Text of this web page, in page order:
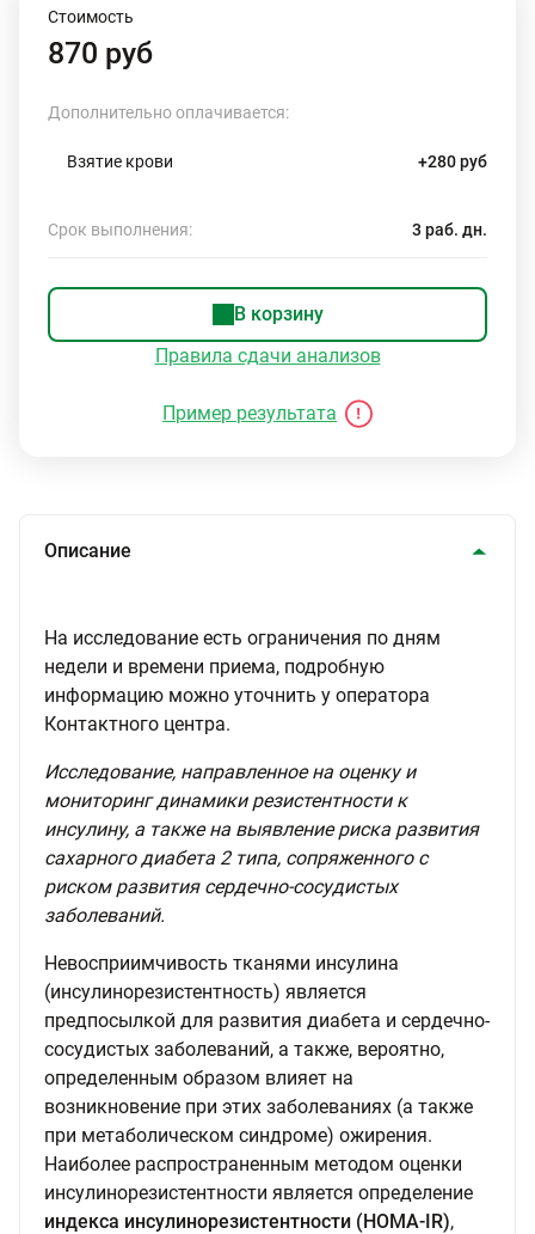
Стоимость
870 руб
Дополнительно оплачивается:
Взятие крови +280 руб
Срок выполнения: 3 раб. дн.
В корзину
Правила сдачи анализов
Пример результата
Описание
На исследование есть ограничения по дням
недели и времени приема, подробную
информацию можно уточнить у оператора
Контактного центра.
Исследование, направленное на оценку и
мониторинг динамики резистентности к
инсулину, а также на выявление риска развития
сахарного диабета 2 типа, сопряженного с
риском развития сердечно-сосудистых
заболеваний.
Невосприимчивость тканями инсулина
(инсулинорезистентность) является
предпосылкой для развития диабета и сердечно-
сосудистых заболеваний, а также, вероятно,
определенным образом влияет на
возникновение при этих заболеваниях (а также
при метаболическом синдроме) ожирения.
Наиболее распространенным методом оценки
инсулинорезистентности является определение
индекса инсулинорезистентности (НОМА-IR),